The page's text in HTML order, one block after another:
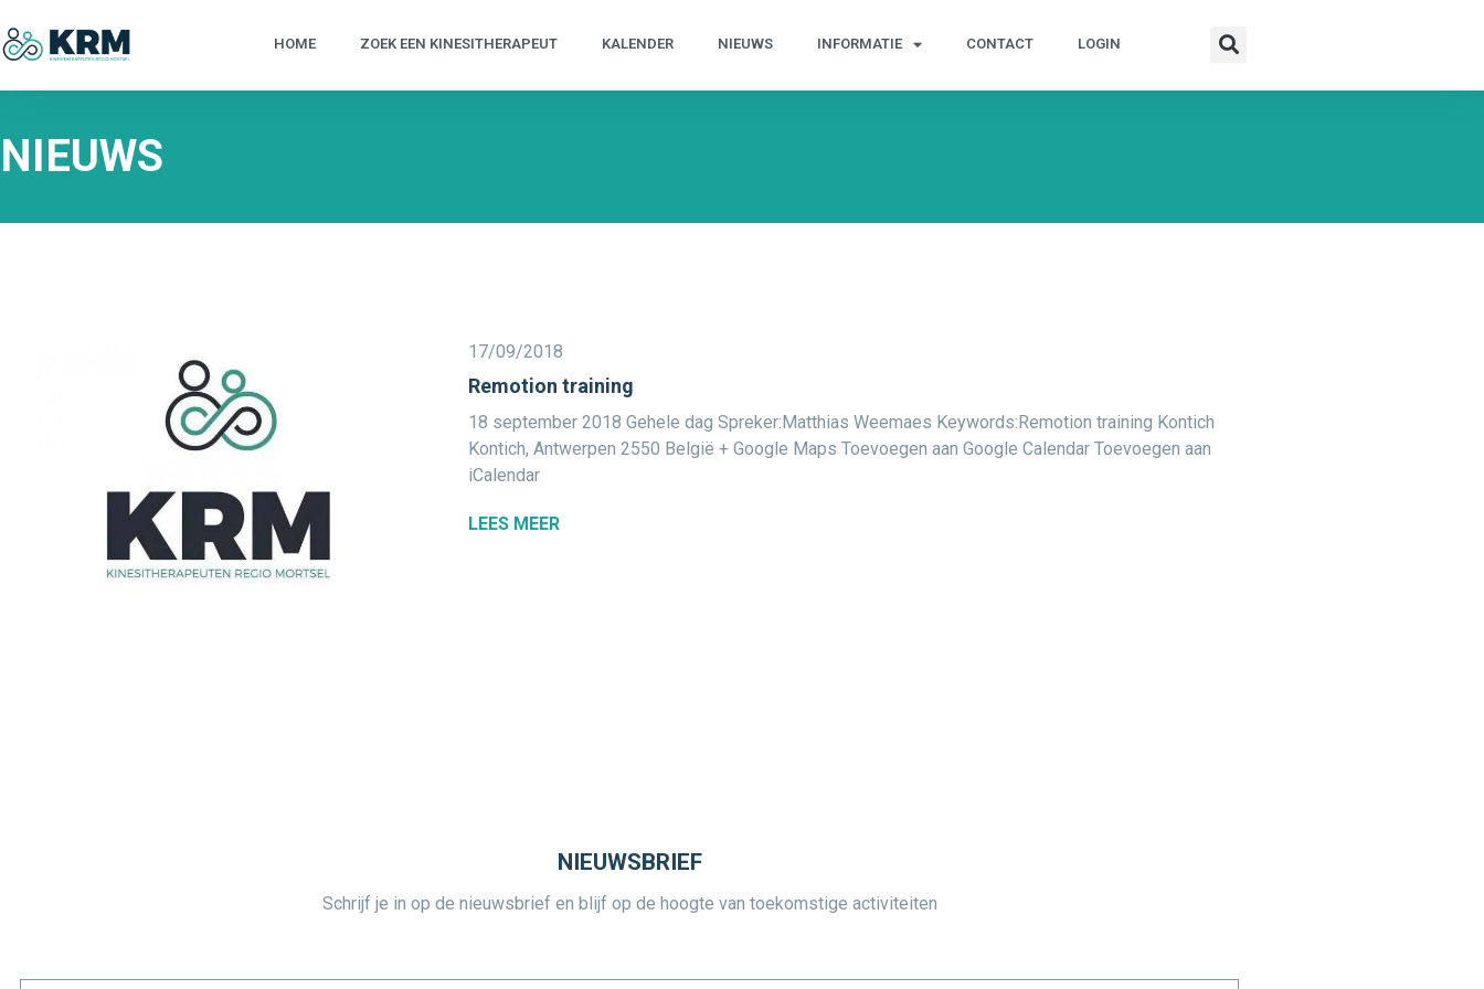
HOME ZOEK EEN KINESITHERAPEUT KALENDER NIEUWS INFORMATIE CONTACT LOGIN
NIEUWS
17/09/2018
Remotion training
18 september 2018 Gehele dag Spreker:Matthias Weemaes Keywords:Remotion training Kontich
Kontich, Antwerpen 2550 België + Google Maps Toevoegen aan Google Calendar Toevoegen aan
iCalendar
LEES MEER
NIEUWSBRIEF
Schrijf je in op de nieuwsbrief en blijf op de hoogte van toekomstige activiteiten